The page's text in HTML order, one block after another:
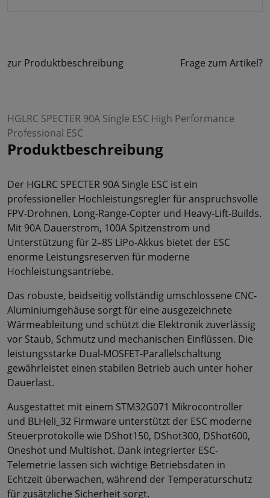
zur Produktbeschreibung Frage zum Artikel?
HGLRC SPECTER 90A Single ESC High Performance
Professional ESC
Produktbeschreibung
Der HGLRC SPECTER 90A Single ESC ist ein
professioneller Hochleistungsregler für anspruchsvolle
FPV-Drohnen, Long-Range-Copter und Heavy-Lift-Builds.
Mit 90A Dauerstrom, 100A Spitzenstrom und
Unterstützung für 2–8S LiPo-Akkus bietet der ESC
enorme Leistungsreserven für moderne
Hochleistungsantriebe.
Das robuste, beidseitig vollständig umschlossene CNC-
Aluminiumgehäuse sorgt für eine ausgezeichnete
Wärmeableitung und schützt die Elektronik zuverlässig
vor Staub, Schmutz und mechanischen Einflüssen. Die
leistungsstarke Dual-MOSFET-Parallelschaltung
gewährleistet einen stabilen Betrieb auch unter hoher
Dauerlast.
Ausgestattet mit einem STM32G071 Mikrocontroller
und BLHeli_32 Firmware unterstützt der ESC moderne
Steuerprotokolle wie DShot150, DShot300, DShot600,
Oneshot und Multishot. Dank integrierter ESC-
Telemetrie lassen sich wichtige Betriebsdaten in
Echtzeit überwachen, während der Temperaturschutz
für zusätzliche Sicherheit sorgt.